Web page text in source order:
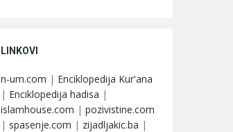
LINKOVI
n-um.com | Enciklopedija Kur'ana
| Enciklopedija hadisa |
islamhouse.com | pozivistine.com
| spasenje.com | zijadljakic.ba |